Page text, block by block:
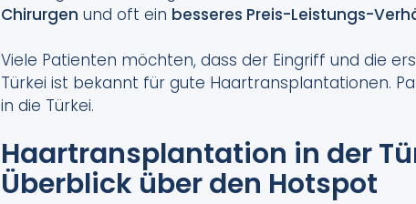
Chirurgen und oft ein besseres Preis-Leistungs-
Viele Patienten möchten, dass der Eingriff und die
Türkei ist bekannt für gute Haartransplantationen.
in die Türkei.
Haartransplantation in der
Überblick über den Hotspot